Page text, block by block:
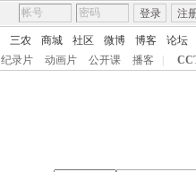
登录 注
三农 商城 社区 微博 博客 论坛
纪录片 动画片 公开课 播客